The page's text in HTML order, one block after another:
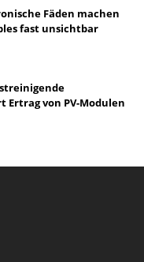
Fäden machen
fast unsichtbar
Ertrag von PV-Modulen